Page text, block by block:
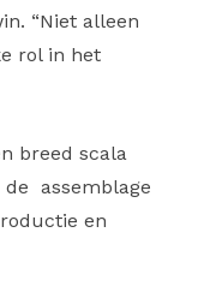
“Niet alleen
rol in het
breed scala
de assemblage
en